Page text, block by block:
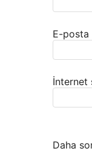
E-posta
İnternet
Daha